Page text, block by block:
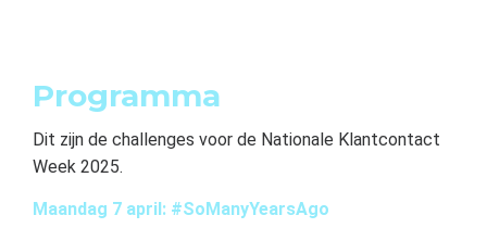
Programma
Dit zijn de challenges voor de Nationale Klantcontact
Week 2025.
Maandag 7 april: #SoManyYearsAgo